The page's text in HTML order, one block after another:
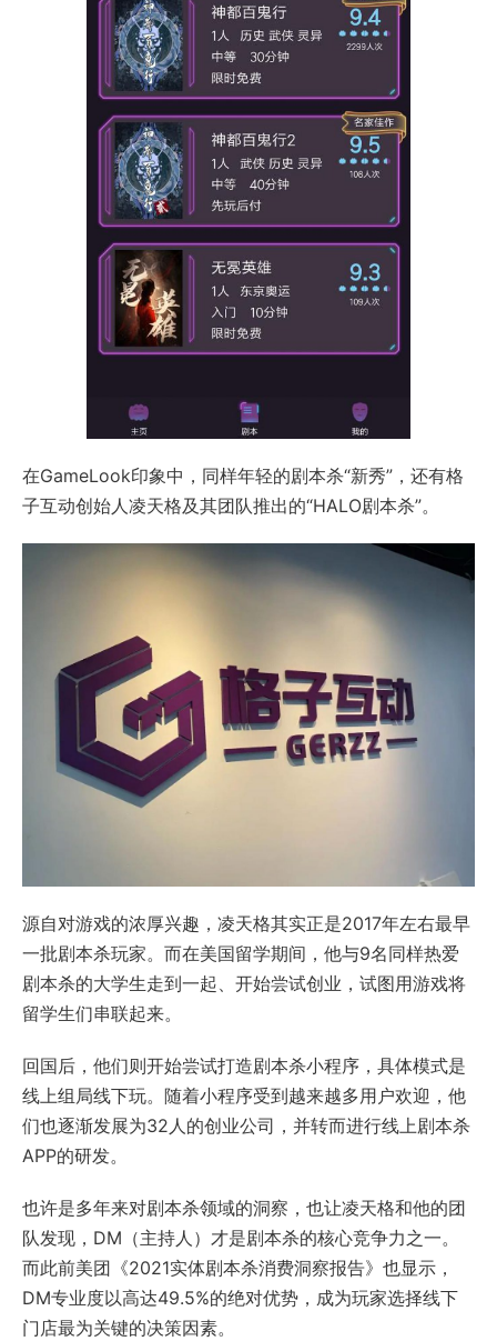
在GameLook印象中，同样年轻的剧本杀“新秀”，还有格
子互动创始人凌天格及其团队推出的“HALO剧本杀”。
源自对游戏的浓厚兴趣，凌天格其实正是2017年左右最早
一批剧本杀玩家。而在美国留学期间，他与9名同样热爱
剧本杀的大学生走到一起、开始尝试创业，试图用游戏将
留学生们串联起来。
回国后，他们则开始尝试打造剧本杀小程序，具体模式是
线上组局线下玩。随着小程序受到越来越多用户欢迎，他
们也逐渐发展为32人的创业公司，并转而进行线上剧本杀
APP的研发。
也许是多年来对剧本杀领域的洞察，也让凌天格和他的团
队发现，DM（主持人）才是剧本杀的核心竞争力之一。
而此前美团《2021实体剧本杀消费洞察报告》也显示，
DM专业度以高达49.5%的绝对优势，成为玩家选择线下
门店最为关键的决策因素。